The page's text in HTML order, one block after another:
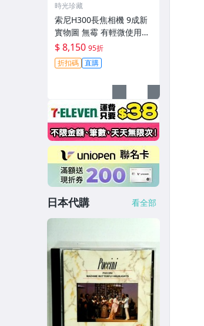
時光珍藏
索尼H300長焦相機 9成新
實物圖 無霉 有輕微使用痕
跡 機身鏡頭原裝 無拆修無
翻新-3430
$ 8,150 95折
折扣碼 直購
日本代購 看全部